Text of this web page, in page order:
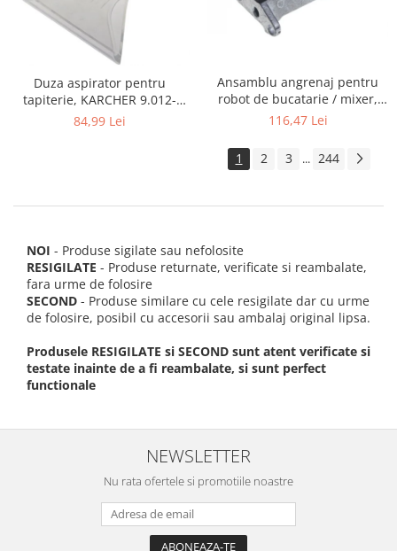
Duza aspirator pentru
tapiterie, KARCHER 9.012-
278.0, SE4001, SE4002, SE5100
84,99 Lei
Ansamblu angrenaj pentru
robot de bucatarie / mixer,
KITCHENAID 2403092
116,47 Lei
1 2 3 ... 244
NOI - Produse sigilate sau nefolosite
RESIGILATE - Produse returnate, verificate si reambalate,
fara urme de folosire
SECOND - Produse similare cu cele resigilate dar cu urme
de folosire, posibil cu accesorii sau ambalaj original lipsa.
Produsele RESIGILATE si SECOND sunt atent verificate si
testate inainte de a fi reambalate, si sunt perfect
functionale
NEWSLETTER
Nu rata ofertele si promotiile noastre